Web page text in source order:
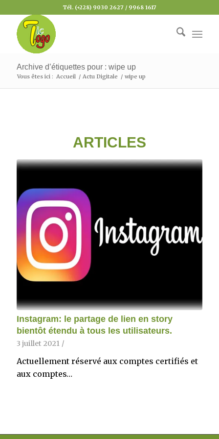
Tél. (+228) 9030 2627 / 9968 1617
Archive d’étiquettes pour : wipe up
Vous êtes ici : Accueil / Actu Digitale / wipe up
ARTICLES
Instagram: le partage de lien en story
bientôt étendu à tous les utilisateurs.
3 juillet 2021 /
Actuellement réservé aux comptes certifiés et
aux comptes…